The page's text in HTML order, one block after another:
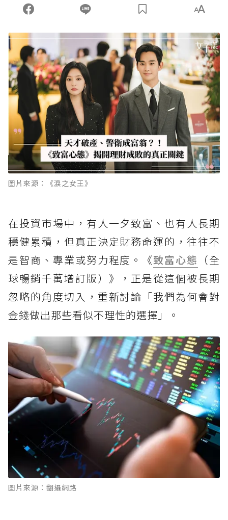
圖片來源：《淚之女王》
在投資市場中，有人一夕致富、也有人長期
穩健累積，但真正決定財務命運的，往往不
是智商、專業或努力程度。《致富心態 （全
球暢銷千萬增訂版）》，正是從這個被長期
忽略的角度切入，重新討論「我們為何會對
金錢做出那些看似不理性的選擇」。
圖片來源：翻攝網路